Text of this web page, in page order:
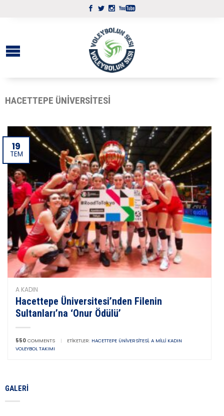
HACETTEPE ÜNIVERSITESI
19
TEM
A KADIN
Hacettepe Üniversitesi’nden Filenin
Sultanları’na ‘Onur Ödülü’
550 COMMENTS | ETIKETLER: HACETTEPE ÜNIVERSITESI, A MILLI KADIN
VOLEYBOL TAKIMI
GALERI